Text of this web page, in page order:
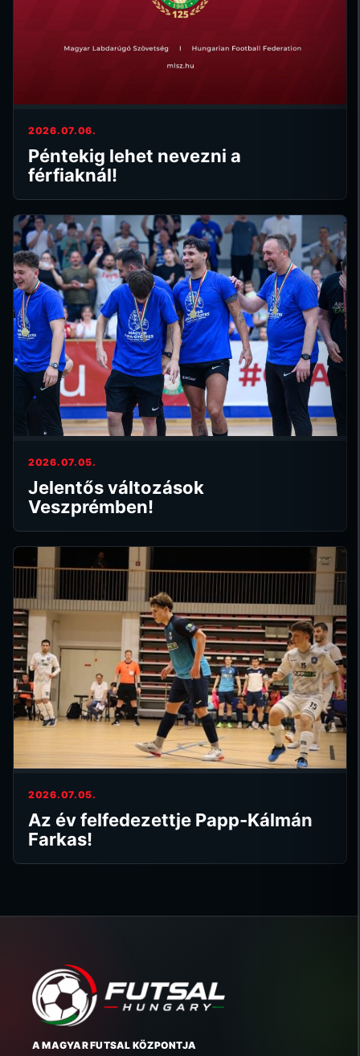
2026.07.06.
Péntekig lehet nevezni a
férfiaknál!
2026.07.05.
Jelentős változások
Veszprémben!
2026.07.05.
Az év felfedezettje Papp-Kálmán
Farkas!
A MAGYAR FUTSAL KÖZPONTJA